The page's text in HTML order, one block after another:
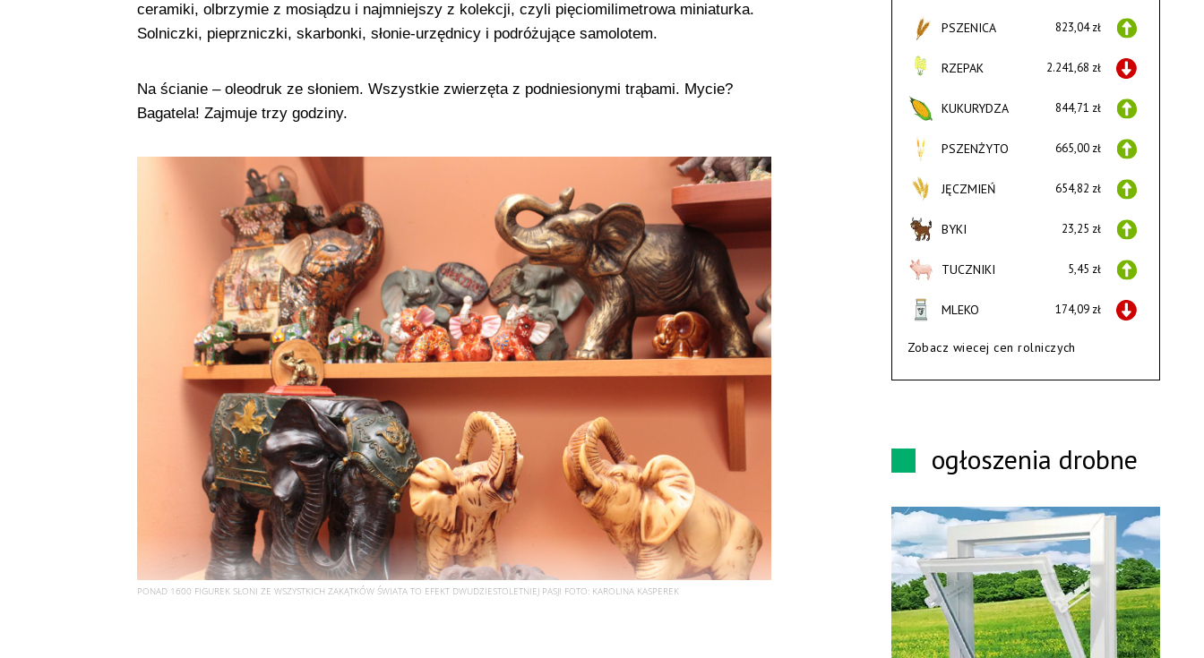
ceramiki, olbrzymie z mosiądzu i najmniejszy z kolekcji, czyli pięciomilimetrowa miniaturka.
Solniczki, pieprzniczki, skarbonki, słonie-urzędnicy i podróżujące samolotem.
Na ścianie – oleodruk ze słoniem. Wszystkie zwierzęta z podniesionymi trąbami. Mycie?
Bagatela! Zajmuje trzy godziny.
PONAD 1600 FIGUREK SŁONI ZE WSZYSTKICH ZAKĄTKÓW ŚWIATA TO EFEKT DWUDZIESTOLETNIEJ PASJI FOTO: KAROLINA KASPEREK
PSZENICA 823,04 zł
RZEPAK 2.241,68 zł
KUKURYDZA 844,71 zł
PSZENŻYTO 665,00 zł
JĘCZMIEŃ 654,82 zł
BYKI 23,25 zł
TUCZNIKI 5,45 zł
MLEKO 174,09 zł
Zobacz wiecej cen rolniczych
ogłoszenia drobne